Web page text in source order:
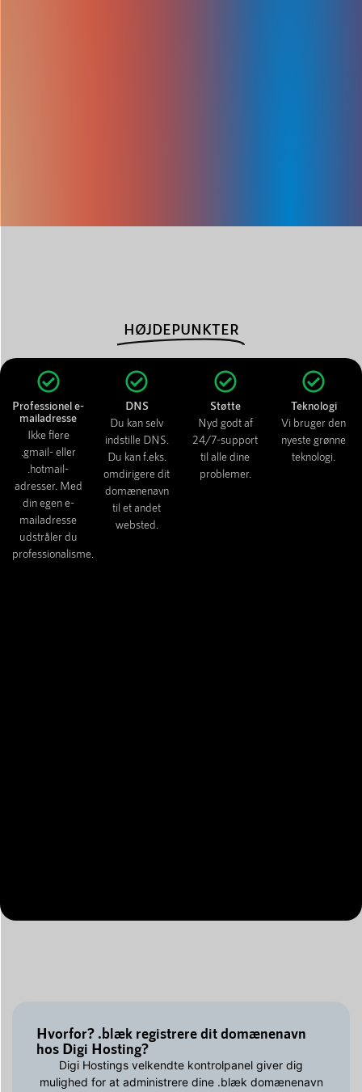
Professionel e-
mailadresse
Ikke flere
.gmail- eller
.hotmail-
adresser. Med
din egen e-
mailadresse
udstråler du
professionalisme.
DNS
Du kan selv
indstille DNS.
Du kan f.eks.
omdirigere dit
domænenavn
til et andet
websted.
Støtte
Nyd godt af
24/7-support
til alle dine
problemer.
Teknologi
Vi bruger den
nyeste grønne
teknologi.
HØJDEPUNKTER
Hvorfor? .blæk registrere dit domænenavn
hos Digi Hosting?
Digi Hostings velkendte kontrolpanel giver dig
mulighed for at administrere dine .blæk domænenavn